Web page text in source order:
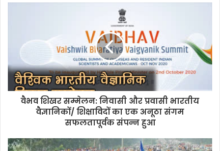
वैभव शिखर सम्मेलन: निवासी और प्रवासी भारतीय
वैज्ञानिकों/ शिक्षाविदों का एक अनूठा संगम
सफलतापूर्वक संपन्न हुआ